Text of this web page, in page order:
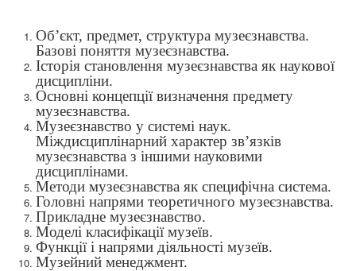
Об’єкт, предмет, структура музеєзнавства.
Базові поняття музеєзнавства.
Історія становлення музеєзнавства як наукової
дисципліни.
Основні концепції визначення предмету
музеєзнавства.
Музеєзнавство у системі наук.
Міждисциплінарний характер зв’язків
музеєзнавства з іншими науковими
дисциплінами.
Методи музеєзнавства як специфічна система.
Головні напрями теоретичного музеєзнавства.
Прикладне музеєзнавство.
Моделі класифікації музеїв.
Функції і напрями діяльності музеїв.
Музейний менеджмент.